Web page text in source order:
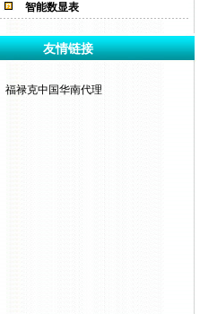
智能数显表
友情链接
福禄克中国华南代理